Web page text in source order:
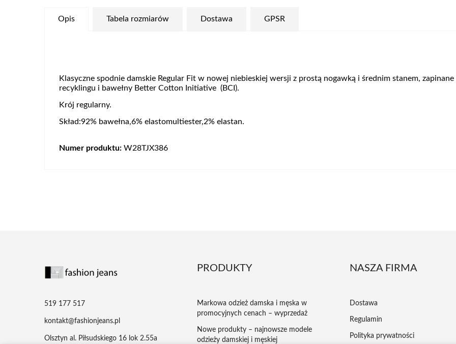
Opis Tabela rozmiarów Dostawa GPSR
Klasyczne spodnie damskie Regular Fit w nowej niebieskiej wersji z prostą nogawką i średnim stanem,
recyklingu i bawełny Better Cotton Initiative (BCI).
Krój regularny.
Skład:92% bawełna,6% elastomultiester,2% elastan.
Numer produktu: W28TJX386
519 177 517
kontakt@fashionjeans.pl
Olsztyn al. Piłsudskiego 16 lok 2.55a
PRODUKTY
Markowa odzież damska i męska w
promocyjnych cenach – wyprzedaż
Nowe produkty – najnowsze modele
odzieży damskiej i męskiej
NASZA FIRMA
Dostawa
Regulamin
Polityka prywatności